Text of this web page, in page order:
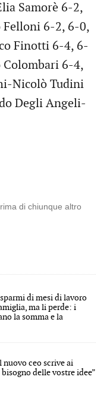
Samorè 6-2,
Felloni 6-2, 6-0,
Finotti 6-4, 6-
Colombari 6-4,
Nicolò Tudini
Degli Angeli-
di chiunque altro
di mesi di lavoro
ma li perde: i
la somma e la
ceo scrive ai
delle vostre idee”